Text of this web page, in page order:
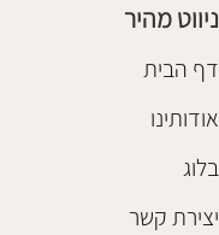
ניווט מהיר
דף הבית
אודותינו
בלוג
יצירת קשר